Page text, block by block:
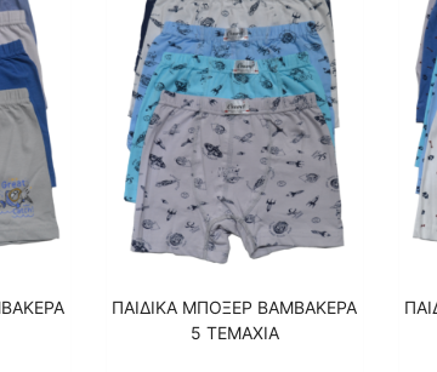
ΠΑΙΔΙΚΑ ΜΠΟΞΕΡ ΒΑΜΒΑΚΕΡΑ
5 ΤΕΜΑΧΙΑ